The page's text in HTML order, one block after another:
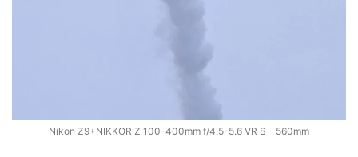
Nikon Z9+NIKKOR Z 100-400mm f/4.5-5.6 VR S 560mm